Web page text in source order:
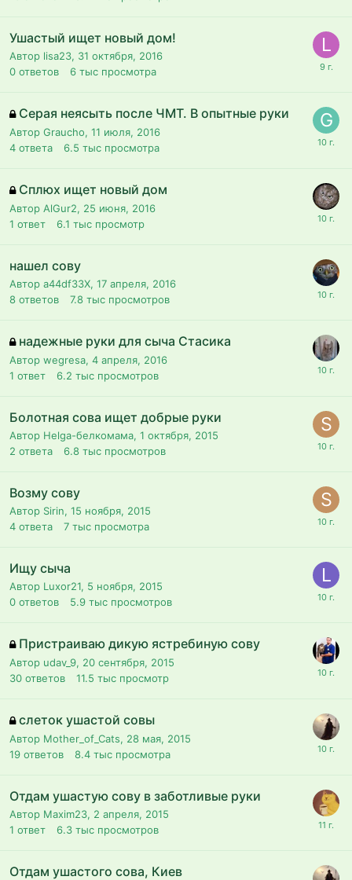
Ушастый ищет новый дом!
Автор lisa23, 31 октября, 2016
0 ответов 6 тыс просмотра
Серая неясыть после ЧМТ. В опытные руки
Автор Graucho, 11 июля, 2016
4 ответа 6.5 тыс просмотра
Сплюх ищет новый дом
Автор AlGur2, 25 июня, 2016
1 ответ 6.1 тыс просмотр
нашел сову
Автор a44df33X, 17 апреля, 2016
8 ответов 7.8 тыс просмотров
надежные руки для сыча Стасика
Автор wegresa, 4 апреля, 2016
1 ответ 6.2 тыс просмотров
Болотная сова ищет добрые руки
Автор Helga-белкомама, 1 октября, 2015
2 ответа 6.8 тыс просмотров
Возму сову
Автор Sirin, 15 ноября, 2015
4 ответа 7 тыс просмотра
Ищу сыча
Автор Luxor21, 5 ноября, 2015
0 ответов 5.9 тыс просмотров
Пристраиваю дикую ястребиную сову
Автор udav_9, 20 сентября, 2015
30 ответов 11.5 тыс просмотр
слеток ушастой совы
Автор Mother_of_Cats, 28 мая, 2015
19 ответов 8.4 тыс просмотра
Отдам ушастую сову в заботливые руки
Автор Maxim23, 2 апреля, 2015
1 ответ 6.3 тыс просмотров
Отдам ушастого сова, Киев